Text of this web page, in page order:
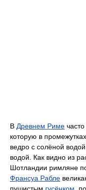
В Древнем Риме
которую в
ведро с солёной
водой. Как видно из
Шотландии римляне
Франсуа Рабле
пушистым гусёнком ,